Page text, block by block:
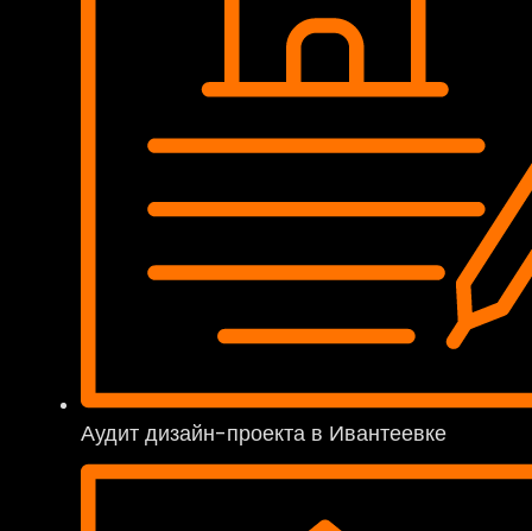
Аудит дизайн-проекта в Ивантеевке